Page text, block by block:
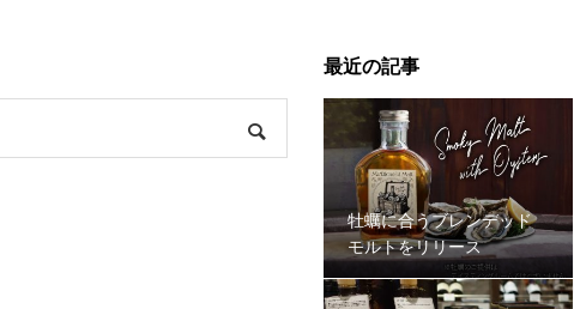
最近の記事
牡蠣に合うブレンデッド
モルトをリリース